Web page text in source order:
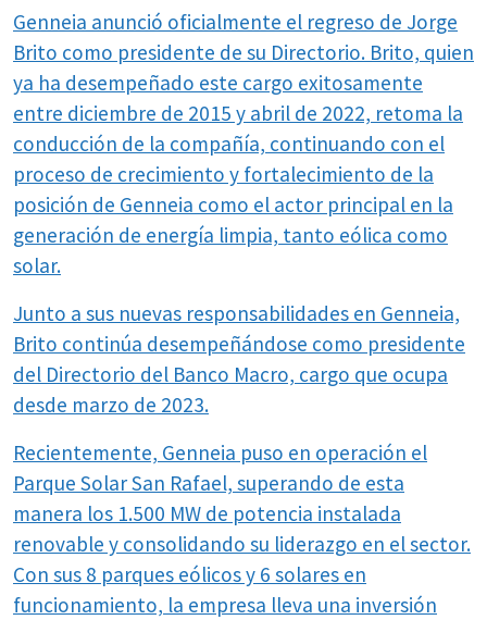
Genneia anunció oficialmente el regreso de Jorge
Brito como presidente de su Directorio. Brito, quien
ya ha desempeñado este cargo exitosamente
entre diciembre de 2015 y abril de 2022, retoma la
conducción de la compañía, continuando con el
proceso de crecimiento y fortalecimiento de la
posición de Genneia como el actor principal en la
generación de energía limpia, tanto eólica como
solar.
Junto a sus nuevas responsabilidades en Genneia,
Brito continúa desempeñándose como presidente
del Directorio del Banco Macro, cargo que ocupa
desde marzo de 2023.
Recientemente, Genneia puso en operación el
Parque Solar San Rafael, superando de esta
manera los 1.500 MW de potencia instalada
renovable y consolidando su liderazgo en el sector.
Con sus 8 parques eólicos y 6 solares en
funcionamiento, la empresa lleva una inversión